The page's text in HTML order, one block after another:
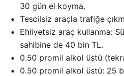
30 gün el koyma.
Tescilsiz araçla trafiğe
Ehliyetsiz araç kullanma:
sahibine de 40 bin TL.
0.50 promil alkol üstü
0.50 promil alkol üstü: 25